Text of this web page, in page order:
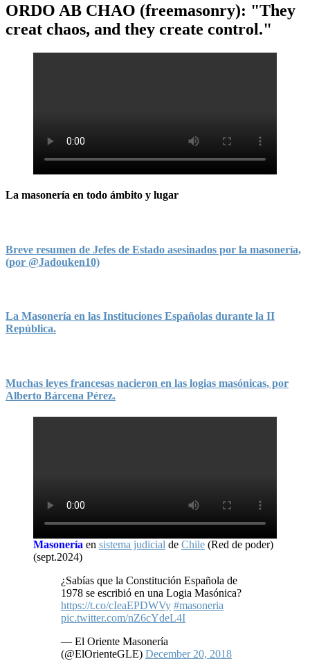
ORDO AB CHAO (freemasonry): "They
creat chaos, and they create control."
La masonería en todo ámbito y lugar
Breve resumen de Jefes de Estado asesinados por la masonería,
(por @Jadouken10)
La Masonería en las Instituciones Españolas durante la II
República.
Muchas leyes francesas nacieron en las logias masónicas, por
Alberto Bárcena Pérez.
Masonería en sistema judicial de Chile (Red de poder)
(sept.2024)
¿Sabías que la Constitución Española de
1978 se escribió en una Logia Masónica?
https://t.co/cIeaEPDWVy #masoneria
pic.twitter.com/nZ6cYdeL4I
— El Oriente Masonería
(@ElOrienteGLE) December 20, 2018